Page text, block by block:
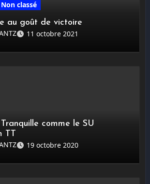
Non classé
au goût de victoire
11 octobre 2021
comme le SU
TT
19 octobre 2020